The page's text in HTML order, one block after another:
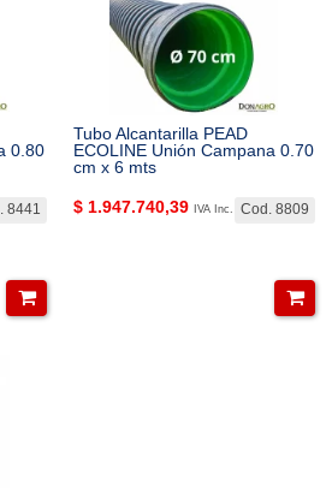
0.80
8441
Tubo Alcantarilla PEAD
ECOLINE Unión Campana 0.70
cm x 6 mts
Cod. 8809
$ 1.947.740,39 IVA Inc.